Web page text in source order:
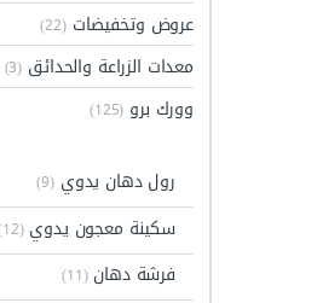
عروض وتخفيضات(22)
معدات الزراعة والحدائق (3)
وورك برو (125)
رول دهان يدوي(9)
سكينة معجون يدوي(12)
فرشة دهان(11)